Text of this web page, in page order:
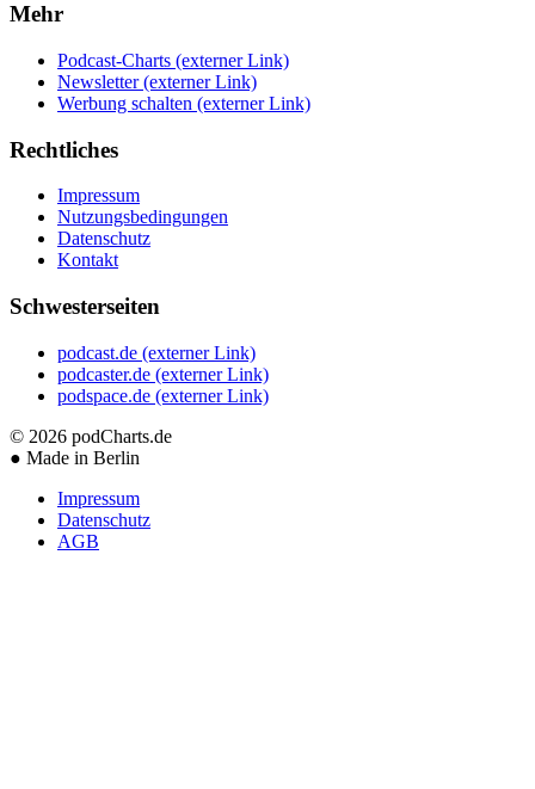
Mehr
Podcast-Charts (externer Link)
Newsletter (externer Link)
Werbung schalten (externer Link)
Rechtliches
Impressum
Nutzungsbedingungen
Datenschutz
Kontakt
Schwesterseiten
podcast.de (externer Link)
podcaster.de (externer Link)
podspace.de (externer Link)
© 2026 podCharts.de
● Made in Berlin
Impressum
Datenschutz
AGB